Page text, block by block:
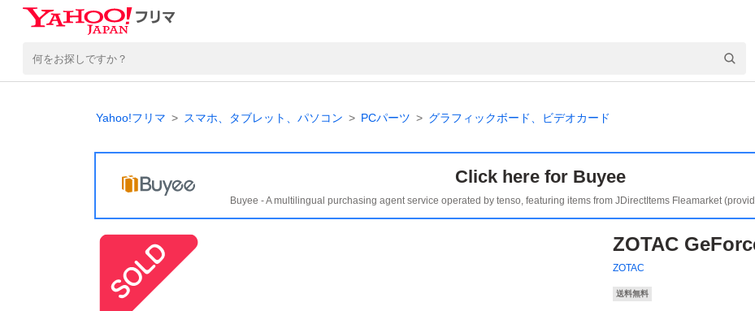
Yahoo!フリマ スマホ、タブレット、パソコン PCパーツ グラフィックボード、ビデオカード
Click here for Buyee
Buyee - A multilingual purchasing agent service operated by tenso, featuring items from JDirectItems Fleamarket
ZOTAC
ZOTAC
送料無料